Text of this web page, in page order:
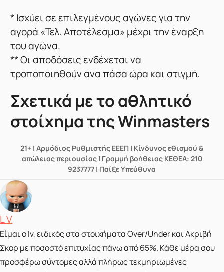
* Ισχύει σε επιλεγμένους αγώνες για την
αγορά «Τελ. Αποτέλεσμα» μέχρι την έναρξη
του αγώνα.
** Oι αποδόσεις ενδέχεται να
τροποποιηθούν ανα πάσα ώρα και στιγμή.
Σχετικά με το αθλητικό
στοίχημα της Winmasters
21+ | Αρμόδιος Ρυθμιστής ΕΕΕΠ | Κίνδυνος εθισμού &
απώλειας περιουσίας | Γραμμή βοήθειας ΚΕΘΕΑ: 210
9237777 | Παίξε Υπεύθυνα
Posted by
L V
Είμαι ο lv, ειδικός στα στοιχήματα Over/Under και Ακριβή
Σκορ με ποσοστό επιτυχίας πάνω από 65%. Κάθε μέρα σου
προσφέρω σύντομες αλλά πλήρως τεκμηριωμένες